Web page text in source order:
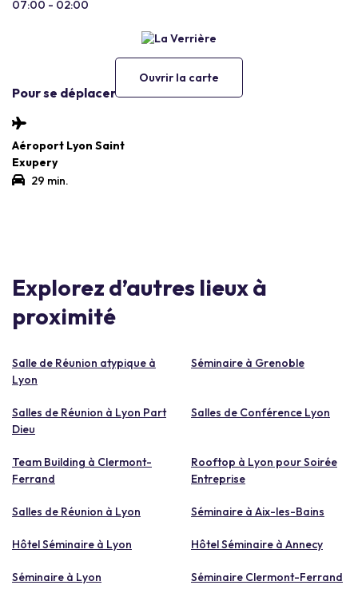
07:00 - 02:00
Ouvrir la carte
Pour se déplacer
Aéroport Lyon Saint
Exupery
29 min.
Explorez d’autres lieux à
proximité
Salle de Réunion atypique à
Lyon
Séminaire à Grenoble
Salles de Réunion à Lyon Part
Dieu
Salles de Conférence Lyon
Team Building à Clermont-
Ferrand
Rooftop à Lyon pour Soirée
Entreprise
Salles de Réunion à Lyon Séminaire à Aix-les-Bains
Hôtel Séminaire à Lyon Hôtel Séminaire à Annecy
Séminaire à Lyon Séminaire Clermont-Ferrand